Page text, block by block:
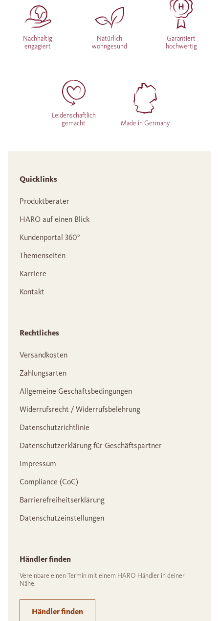
Nachhaltig
engagiert
Natürlich
wohngesund
Garantiert
hochwertig
Leidenschaftlich
gemacht
Made in Germany
Quicklinks
Produktberater
HARO auf einen Blick
Kundenportal 360°
Themenseiten
Karriere
Kontakt
Rechtliches
Versandkosten
Zahlungsarten
Allgemeine Geschäftsbedingungen
Widerrufsrecht / Widerrufsbelehrung
Datenschutzrichtlinie
Datenschutzerklärung für Geschäftspartner
Impressum
Compliance (CoC)
Barrierefreiheitserklärung
Datenschutzeinstellungen
Händler finden
Vereinbare einen Termin mit einem HARO Händler in deiner
Nähe.
Händler finden